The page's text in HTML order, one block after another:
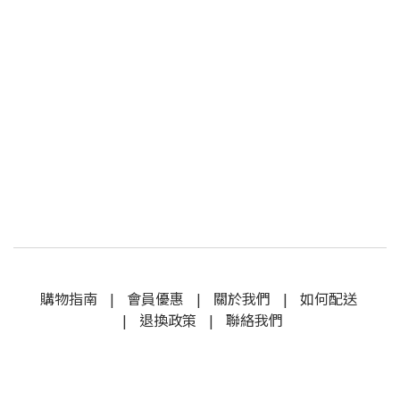
購物指南| 會員優惠 | 關於我們 | 如何配送
| 退換政策 | 聯絡我們